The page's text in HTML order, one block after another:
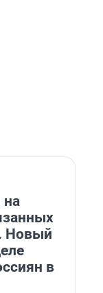
на
Новый
в